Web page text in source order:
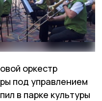
оркестр
под управлением
в парке культуры